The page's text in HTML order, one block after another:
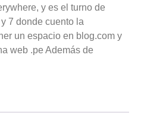
y es el turno de
7 donde cuento la
un espacio en blog.com y
web .pe Además de